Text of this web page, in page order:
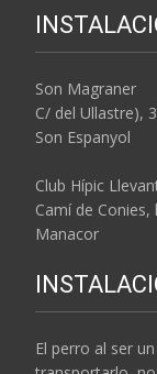
Son Magraner
C/ del Ullastre),
Son Espanyol
Club Hípic
Camí de Conies,
Manacor
El perro al ser